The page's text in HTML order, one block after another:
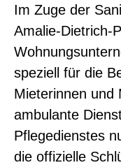
Im Zuge der
Amalie-Dietrich-
speziell für die
Mieterinnen und
ambulante
Pflegedienstes
die offizielle